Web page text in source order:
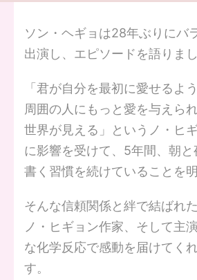
ソン・ヘギョは28年ぶりにバ
出演し、エピソードを語りまし
「君が自分を最初に愛せるよ
周囲の人にもっと愛を与えら
世界が見える」というノ・ヒ
に影響を受けて、5年間、朝
書く習慣を続けていることを
そんな信頼関係と絆で結ばれ
ノ・ヒギョン作家、そして主
な化学反応で感動を届けてく
す。